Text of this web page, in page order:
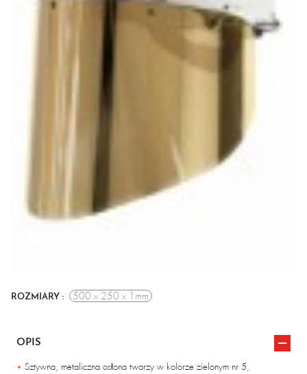
ROZMIARY : 500 x 250 x 1mm
OPIS
Sztywna, metaliczna osłona twarzy w kolorze zielonym nr 5,